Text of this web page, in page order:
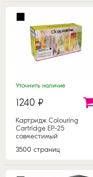
Уточнить наличие
1240 ₽
Картридж Colouring
Cartridge EP-25
совместимый
3500 страниц